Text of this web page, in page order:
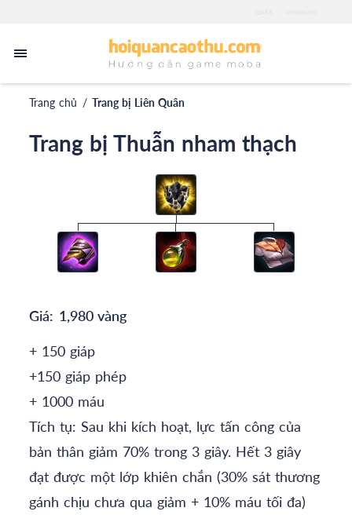
Trang chủ / Trang bị Liên Quân
Trang bị Thuẫn nham thạch
Giá: 1,980 vàng
+ 150 giáp
+150 giáp phép
+ 1000 máu
Tích tụ: Sau khi kích hoạt, lực tấn công của
bản thân giảm 70% trong 3 giây. Hết 3 giây
đạt được một lớp khiên chắn (30% sát thương
gánh chịu chưa qua giảm + 10% máu tối đa)